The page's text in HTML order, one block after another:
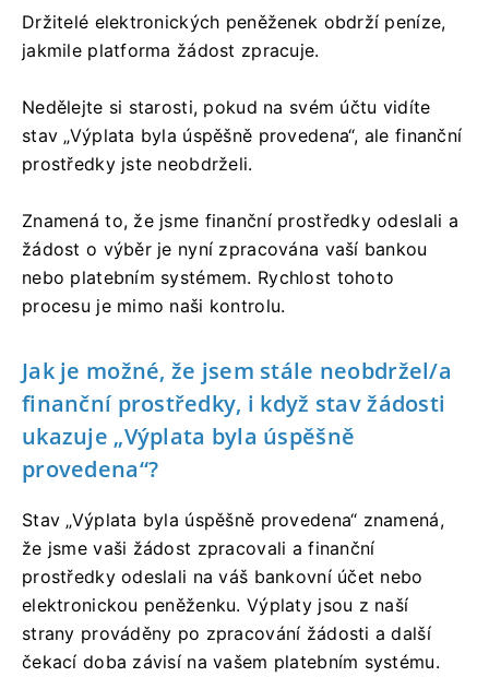
Držitelé elektronických peněženek obdrží peníze,
jakmile platforma žádost zpracuje.
Nedělejte si starosti, pokud na svém účtu vidíte
stav „Výplata byla úspěšně provedena“, ale finanční
prostředky jste neobdrželi.
Znamená to, že jsme finanční prostředky odeslali a
žádost o výběr je nyní zpracována vaší bankou
nebo platebním systémem. Rychlost tohoto
procesu je mimo naši kontrolu.
Jak je možné, že jsem stále neobdržel/a
finanční prostředky, i když stav žádosti
ukazuje „Výplata byla úspěšně
provedena“?
Stav „Výplata byla úspěšně provedena“ znamená,
že jsme vaši žádost zpracovali a finanční
prostředky odeslali na váš bankovní účet nebo
elektronickou peněženku. Výplaty jsou z naší
strany prováděny po zpracování žádosti a další
čekací doba závisí na vašem platebním systému.